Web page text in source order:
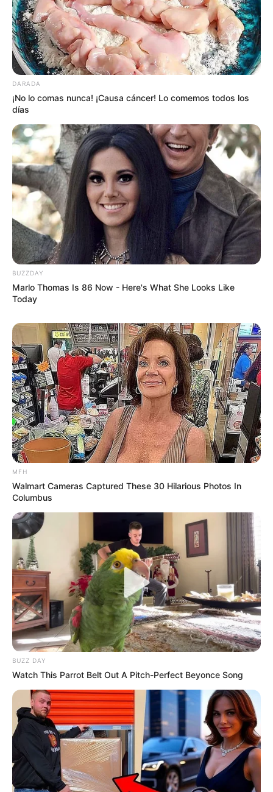
DARADA
¡No lo comas nunca! ¡Causa cáncer! Lo comemos todos los
días
BUZZDAY
Marlo Thomas Is 86 Now - Here's What She Looks Like
Today
MFH
Walmart Cameras Captured These 30 Hilarious Photos In
Columbus
BUZZ DAY
Watch This Parrot Belt Out A Pitch-Perfect Beyonce Song